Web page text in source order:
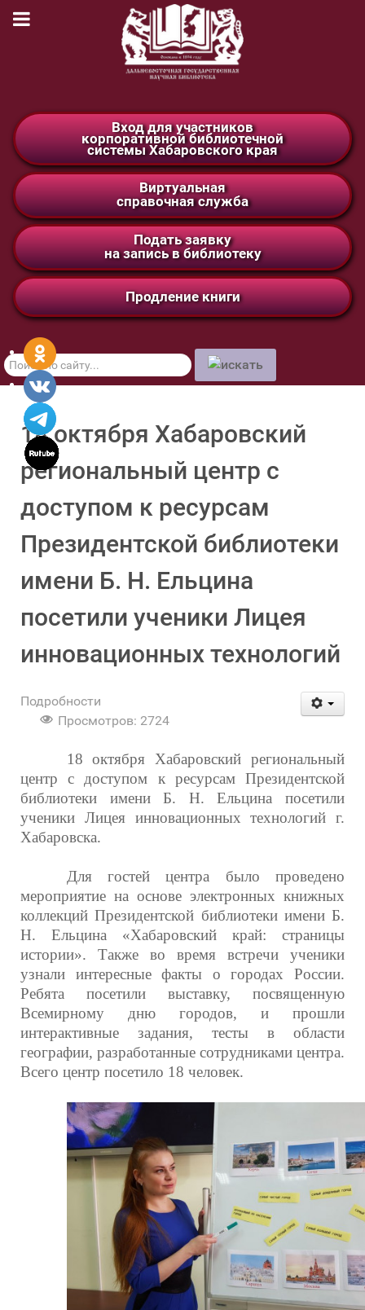
Вход для участников
корпоративной библиотечной
системы Хабаровского края
Виртуальная
справочная служба
Подать заявку
на запись в библиотеку
Продление книги
Поиск
по
сайту
18 октября Хабаровский
региональный центр с
доступом к ресурсам
Президентской библиотеки
имени Б. Н. Ельцина
посетили ученики Лицея
инновационных технологий
Подробности
Просмотров: 2724
18 октября Хабаровский региональный
центр с доступом к ресурсам Президентской
библиотеки имени Б. Н. Ельцина посетили
ученики Лицея инновационных технологий г.
Хабаровска.
Для гостей центра было проведено
мероприятие на основе электронных книжных
коллекций Президентской библиотеки имени Б.
Н. Ельцина «Хабаровский край: страницы
истории». Также во время встречи ученики
узнали интересные факты о городах России.
Ребята посетили выставку, посвященную
Всемирному дню городов, и прошли
интерактивные задания, тесты в области
географии, разработанные сотрудниками центра.
Всего центр посетило 18 человек.